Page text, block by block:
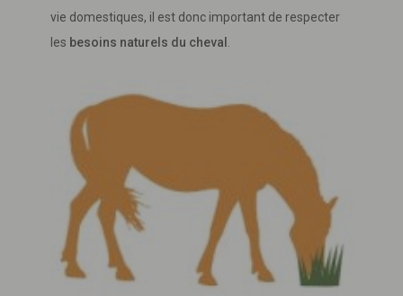
vie domestiques, il est donc important de respecter
les besoins naturels du cheval